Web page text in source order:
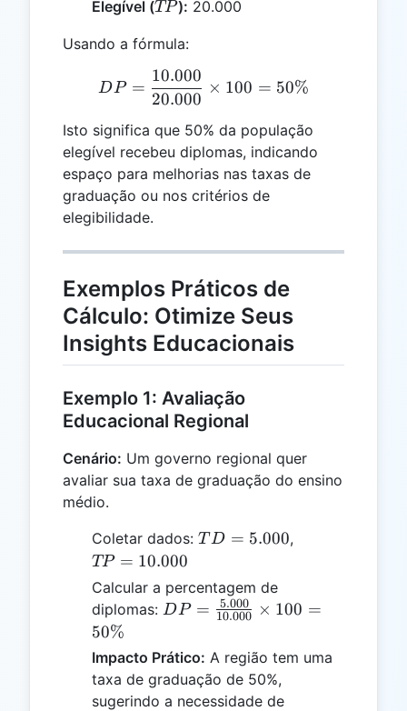
Elegível (TP
TP): 20.000
Usando a fórmula:
DP =
DP =
20.000
10.000
× 100 = 50%
Isto significa que 50% da população
elegível recebeu diplomas, indicando
espaço para melhorias nas taxas de
graduação ou nos critérios de
elegibilidade.
Exemplos Práticos de
Cálculo: Otimize Seus
Insights Educacionais
Exemplo 1: Avaliação
Educacional Regional
Cenário: Um governo regional quer
avaliar sua taxa de graduação do ensino
médio.
Coletar dados: TD
5.000
T D = 5.000,
TP = 10.000
Calcular a percentagem de
diplomas: DP =
{10.000}
\times 100
= 50\%
DP = 10.000
5.000 × 100 =
50%
Impacto Prático: A região tem uma
taxa de graduação de 50%,
sugerindo a necessidade de